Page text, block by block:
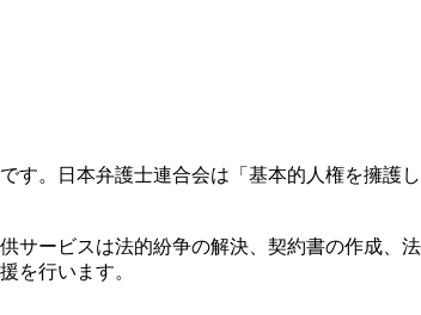
。日本弁護士連合会は「基本的人権を擁護
ービスは法的紛争の解決、契約書の作成、
を行います。